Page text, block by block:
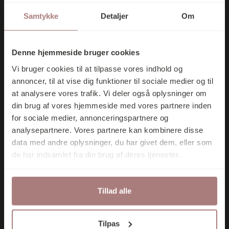
Samtykke Detaljer Om
Denne hjemmeside bruger cookies
Vi bruger cookies til at tilpasse vores indhold og
annoncer, til at vise dig funktioner til sociale medier og til
at analysere vores trafik. Vi deler også oplysninger om
din brug af vores hjemmeside med vores partnere inden
for sociale medier, annonceringspartnere og
analysepartnere. Vores partnere kan kombinere disse
data med andre oplysninger, du har givet dem, eller som
de har indsamlet fra din brug af deres tjenester.
Tillad alle
Tilpas
NYHEDER SHOP
BRANDS
KONTAKT
Kontakt
75 52 24 35
butik@kontrast-interior.dk
VORES
NYHEDSBREV
OG FÅ 10% I
RABAT PÅ DIT
FØRSTE KØB
Tilmeld mig nu
Nej tak
Ved at tilmelde dig accepterer du at